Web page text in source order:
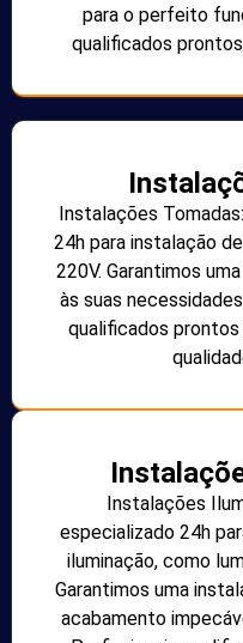
para o perfeito
qualificados
Instalações
24h para instalação
220V. Garantimos
às suas
qualificados
Instalações
especializado 24h
iluminação, como
Garantimos uma
acabamento